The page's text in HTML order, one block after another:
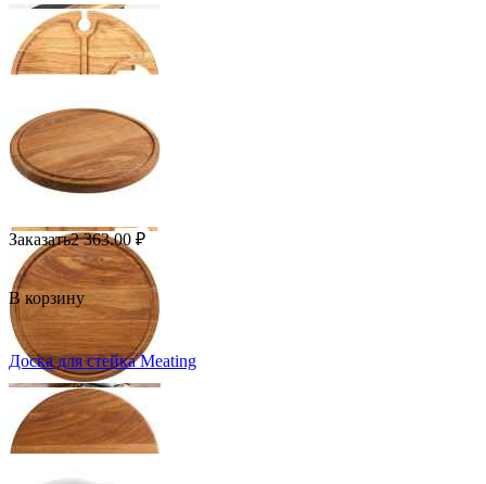
Заказать2 363.00 ₽
В корзину
Доска для стейка Meating